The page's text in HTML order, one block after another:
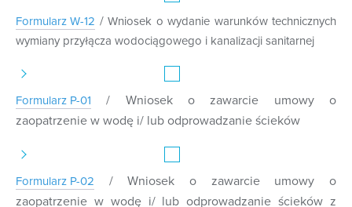
Formularz W-12 / Wniosek o wydanie warunków technicznych
wymiany przyłącza wodociągowego i kanalizacji sanitarnej
Formularz P-01
/ Wniosek o zawarcie umowy o
zaopatrzenie w wodę i/ lub odprowadzanie ścieków
Formularz P-02
/ Wniosek o zawarcie umowy o
zaopatrzenie w wodę i/ lub odprowadzanie ścieków z